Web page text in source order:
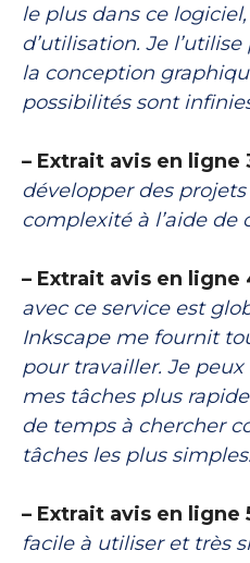
le plus dans ce
d’utilisation. Je
la conception
possibilités sont
– Extrait avis en ligne
développer des
complexité à l’aide de
– Extrait avis en ligne
avec ce service est
Inkscape me fournit
pour travailler. Je
mes tâches plus
de temps à chercher
tâches les plus
– Extrait avis en ligne
facile à utiliser et très